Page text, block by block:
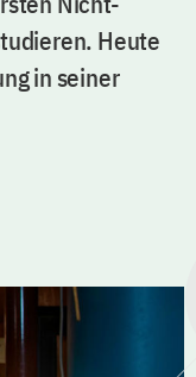
Heute
in seiner